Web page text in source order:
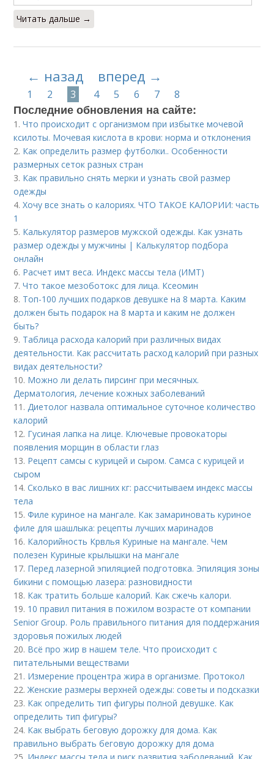
Читать дальше →
← назад вперед →
1 2 3 4 5 6 7 8
Последние обновления на сайте:
1.Что происходит с организмом при избытке мочевой
ксилоты. Мочевая кислота в крови: норма и отклонения
2. Как определить размер футболки.. Особенности
размерных сеток разных стран
3. Как правильно снять мерки и узнать свой размер
одежды
4.Хочу все знать о калориях. ЧТО ТАКОЕ КАЛОРИИ: часть
1
5. Калькулятор размеров мужской одежды. Как узнать
размер одежды у мужчины | Калькулятор подбора
онлайн
6. Расчет имт веса. Индекс массы тела (ИМТ)
7.Что такое мезоботокс для лица. Ксеомин
8. Топ-100 лучших подарков девушке на 8 марта. Каким
должен быть подарок на 8 марта и каким не должен
быть?
9. Таблица расхода калорий при различных видах
деятельности. Как рассчитать расход калорий при разных
видах деятельности?
10. Можно ли делать пирсинг при месячных.
Дерматология, лечение кожных заболеваний
11.Диетолог назвала оптимальное суточное количество
калорий
12. Гусиная лапка на лице. Ключевые провокаторы
появления морщин в области глаз
13. Рецепт самсы с курицей и сыром. Самса с курицей и
сыром
14.Сколько в вас лишних кг: рассчитываем индекс массы
тела
15.Филе куриное на мангале. Как замариновать куриное
филе для шашлыка: рецепты лучших маринадов
16. Калорийность Крвлья Куриные на мангале. Чем
полезен Куриные крылышки на мангале
17. Перед лазерной эпиляцией подготовка. Эпиляция зоны
бикини с помощью лазера: разновидности
18. Как тратить больше калорий. Как сжечь калори.
19. 10 правил питания в пожилом возрасте от компании
Senior Group. Роль правильного питания для поддержания
здоровья пожилых людей
20. Всё про жир в нашем теле. Что происходит с
питательными веществами
21. Измерение процентра жира в организме. Протокол
22.Женские размеры верхней одежды: советы и подсказки
23. Как определить тип фигуры полной девушке. Как
определить тип фигуры?
24. Как выбрать беговую дорожку для дома. Как
правильно выбрать беговую дорожку для дома